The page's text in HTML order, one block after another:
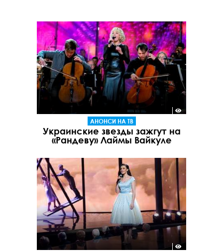
АНОНСИ НА ТВ
Украинские звезды зажгут на
«Рандеву» Лаймы Вайкуле